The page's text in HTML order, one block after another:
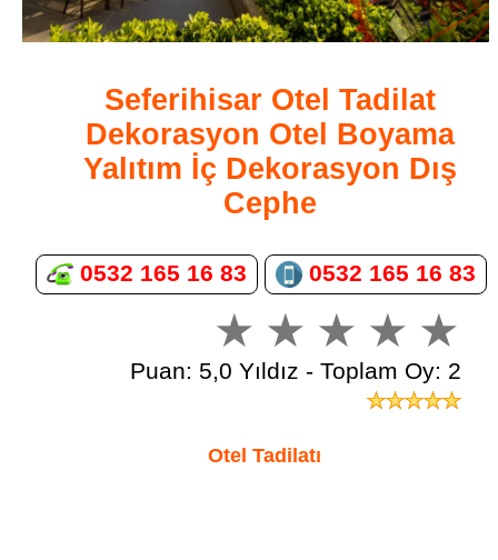
Seferihisar Otel Tadilat
Dekorasyon Otel Boyama
Yalıtım İç Dekorasyon Dış
Cephe
0532 165 16 83 0532 165 16 83
Puan: 5,0 Yıldız - Toplam Oy: 2
Otel Tadilatı